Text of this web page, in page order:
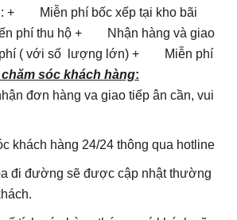
+ Miễn phí bốc xếp tại kho bãi
phí thu hộ + Nhận hàng và giao
phí ( với số lượng lớn) + Miễn phí
sóc khách hàng:
đơn hàng va giao tiếp ân cần, vui
khách hàng 24/24 thông qua hotline
đi đường sẽ được cập nhật thường